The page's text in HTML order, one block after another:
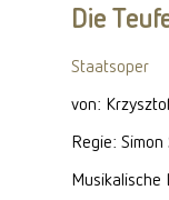
Die
Staatsoper
von:
Regie: Simon
Musikalische